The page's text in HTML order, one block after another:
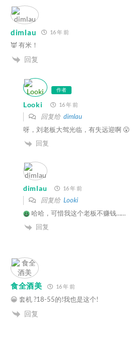
dimlau 16 年 前
👿 有米！
回复
作者
Looki 16 年 前
回复给 dimlau
呀，刘老板大驾光临，有失远迎啊 😮
回复
dimlau 16 年 前
回复给 Looki
哈哈，可惜我这个老板不赚钱……
回复
食全酒美 16 年 前
😀 套机 ?18-55的!我也是这个!
回复